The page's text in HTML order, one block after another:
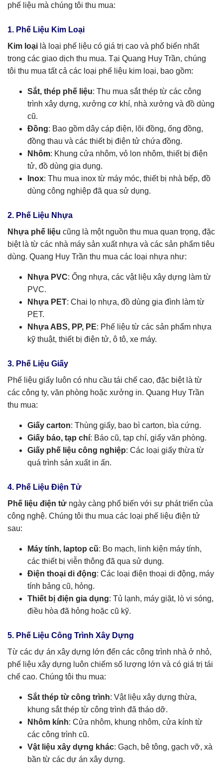
phế liệu mà chúng tôi thu mua:
1. Phế Liệu Kim Loại
Kim loại là loại phế liệu có giá trị cao và phổ biến nhất
trong các giao dịch thu mua. Tại Quang Huy Trần, chúng
tôi thu mua tất cả các loại phế liệu kim loại, bao gồm:
Sắt, thép phế liệu: Thu mua sắt thép từ các công
trình xây dựng, xưởng cơ khí, nhà xưởng và đồ dùng
cũ.
Đồng: Bao gồm dây cáp điện, lõi đồng, ống đồng,
đồng thau và các thiết bị điện tử chứa đồng.
Nhôm: Khung cửa nhôm, vỏ lon nhôm, thiết bị điện
tử, đồ dùng gia dụng.
Inox: Thu mua inox từ máy móc, thiết bị nhà bếp, đồ
dùng công nghiệp đã qua sử dụng.
2. Phế Liệu Nhựa
Nhựa phế liệu cũng là một nguồn thu mua quan trọng, đặc
biệt là từ các nhà máy sản xuất nhựa và các sản phẩm tiêu
dùng. Quang Huy Trần thu mua các loại nhựa như:
Nhựa PVC: Ống nhựa, các vật liệu xây dựng làm từ
PVC.
Nhựa PET: Chai lọ nhựa, đồ dùng gia đình làm từ
PET.
Nhựa ABS, PP, PE: Phế liệu từ các sản phẩm nhựa
kỹ thuật, thiết bị điện tử, ô tô, xe máy.
3. Phế Liệu Giấy
Phế liệu giấy luôn có nhu cầu tái chế cao, đặc biệt là từ
các công ty, văn phòng hoặc xưởng in. Quang Huy Trần
thu mua:
Giấy carton: Thùng giấy, bao bì carton, bìa cứng.
Giấy báo, tạp chí: Báo cũ, tạp chí, giấy văn phòng.
Giấy phế liệu công nghiệp: Các loại giấy thừa từ
quá trình sản xuất in ấn.
4. Phế Liệu Điện Tử
Phế liệu điện tử ngày càng phổ biến với sự phát triển của
công nghệ. Chúng tôi thu mua các loại phế liệu điện tử
sau:
Máy tính, laptop cũ: Bo mạch, linh kiện máy tính,
các thiết bị viễn thông đã qua sử dụng.
Điện thoại di động: Các loại điện thoại di động, máy
tính bảng cũ, hỏng.
Thiết bị điện gia dụng: Tủ lạnh, máy giặt, lò vi sóng,
điều hòa đã hỏng hoặc cũ kỹ.
5. Phế Liệu Công Trình Xây Dựng
Từ các dự án xây dựng lớn đến các công trình nhà ở nhỏ,
phế liệu xây dựng luôn chiếm số lượng lớn và có giá trị tái
chế cao. Chúng tôi thu mua:
Sắt thép từ công trình: Vật liệu xây dựng thừa,
khung sắt thép từ công trình đã tháo dỡ.
Nhôm kính: Cửa nhôm, khung nhôm, cửa kính từ
các công trình cũ.
Vật liệu xây dựng khác: Gạch, bê tông, gạch vỡ, xà
bần từ các dự án xây dựng.